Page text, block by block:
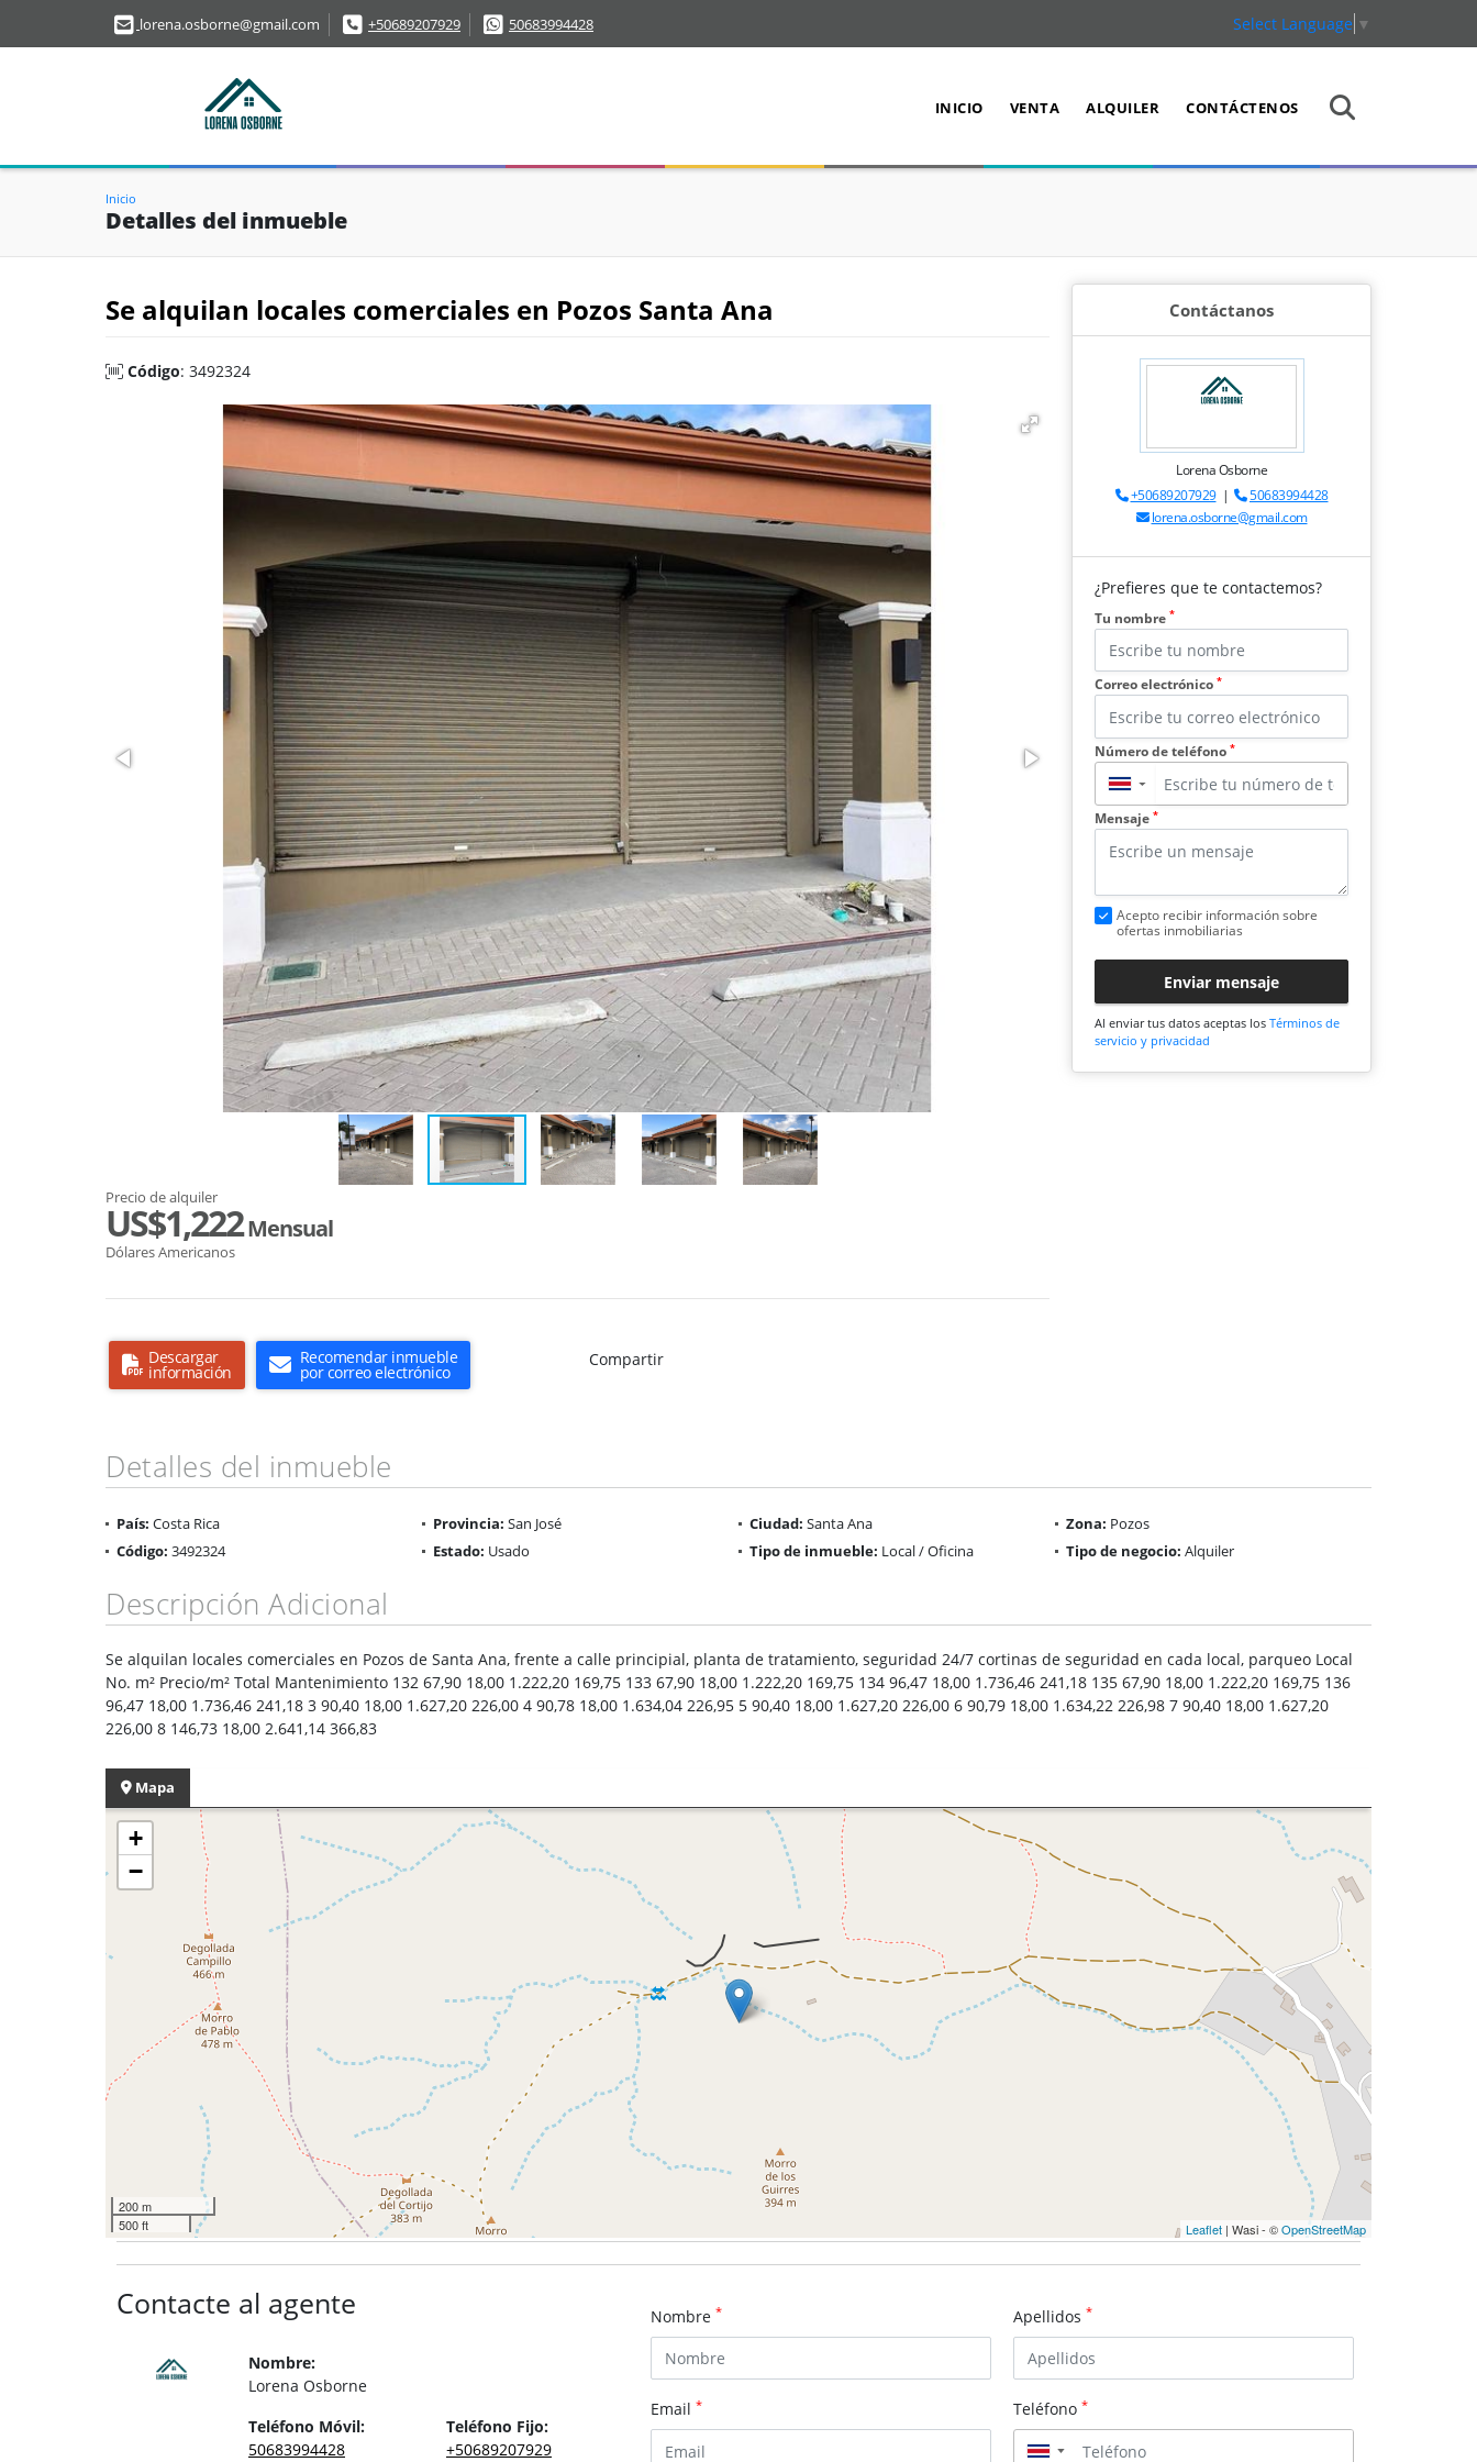
lorena.osborne@gmail.com +50689207929 50683994428 Select Language ▼
INICIO VENTA ALQUILER CONTÁCTENOS
Inicio
Detalles del inmueble
Se alquilan locales comerciales en Pozos Santa Ana
Código: 3492324
Precio de alquiler
US$1,222Mensual
Dólares Americanos
Descargar
información
Recomendar inmueble
por correo electrónico
Compartir
Contáctanos
Lorena Osborne
+50689207929|
50683994428
lorena.osborne@gmail.com
¿Prefieres que te contactemos?
Tu nombre *
Correo electrónico *
Número de teléfono *
▼
Mensaje *
Acepto recibir información sobre
ofertas inmobiliarias
Enviar mensaje
Al enviar tus datos aceptas los Términos de
servicio y privacidad
Detalles del inmueble
País: Costa Rica Provincia: San José Ciudad: Santa Ana Zona: Pozos
Código: 3492324 Estado: Usado Tipo de inmueble: Local / Oficina Tipo de negocio: Alquiler
Descripción Adicional
Se alquilan locales comerciales en Pozos de Santa Ana, frente a calle principial, planta de tratamiento, seguridad 24/7 cortinas de seguridad en cada local, parqueo Local
No. m² Precio/m² Total Mantenimiento 132 67,90 18,00 1.222,20 169,75 133 67,90 18,00 1.222,20 169,75 134 96,47 18,00 1.736,46 241,18 135 67,90 18,00 1.222,20 169,75 136
96,47 18,00 1.736,46 241,18 3 90,40 18,00 1.627,20 226,00 4 90,78 18,00 1.634,04 226,95 5 90,40 18,00 1.627,20 226,00 6 90,79 18,00 1.634,22 226,98 7 90,40 18,00 1.627,20
226,00 8 146,73 18,00 2.641,14 366,83
Mapa
+
−
200 m
500 ft
Leaflet | Wasi - ©OpenStreetMap
Contacte al agente
Nombre:
Lorena Osborne
Teléfono Móvil:
50683994428
Teléfono Fijo:
+50689207929
Nombre * Apellidos *
Email * Teléfono *
▼